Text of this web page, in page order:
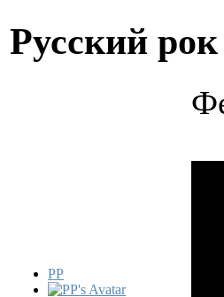
Русский рок
PP